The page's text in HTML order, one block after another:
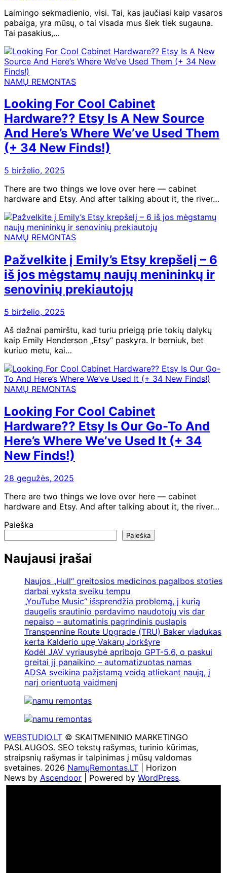
Laimingo sekmadienio, visi. Tai, kas jaučiasi kaip vasaros
pabaiga, yra mūsų, o tai visada mus šiek tiek sugauna.
Tai pasakius,…
NAMŲ REMONTAS
Looking For Cool Cabinet
Hardware?? Etsy Is A New Source
And Here’s Where We’ve Used Them
(+ 34 New Finds!)
5 birželio, 2025
There are two things we love over here — cabinet
hardware and Etsy. And after talking about it, the river…
NAMŲ REMONTAS
Pažvelkite į Emily’s Etsy krepšelį – 6
iš jos mėgstamų naujų menininkų ir
senovinių prekiautojų
5 birželio, 2025
Aš dažnai pamirštu, kad turiu prieigą prie tokių dalykų
kaip Emily Henderson „Etsy“ paskyra. Ir berniuk, bet
kuriuo metu, kai…
NAMŲ REMONTAS
Looking For Cool Cabinet
Hardware?? Etsy Is Our Go-To And
Here’s Where We’ve Used It (+ 34
New Finds!)
28 gegužės, 2025
There are two things we love over here — cabinet
hardware and Etsy. And after talking about it, the river…
Paieška
Paieška
Naujausi įrašai
Naujos „Hull“ greitosios medicinos pagalbos stoties
darbai vyksta sveiku tempu
„YouTube Music“ išsprendžia problemą, į kurią
daugelis srautinio perdavimo naudotojų vis dar
nepaiso – automatinis pagrindinis puslapis
Transpennine Route Upgrade (TRU) Baker viadukas
kerta Kalderio upę Vakarų Jorkšyre
Kodėl JAV vyriausybė apribojo GPT-5.6, o paskui
greitai jį panaikino – automatizuotas namas
ADSA sveikina pažįstamą veidą atliekant naują, į
narį orientuotą vaidmenį
WEBSTUDIO.LT © SKAITMENINIO MARKETINGO
PASLAUGOS. SEO tekstų rašymas, turinio kūrimas,
straipsnių rašymas ir talpinimas į mūsų valdomas
svetaines. 2026 NamųRemontas.LT | Horizon
News by Ascendoor | Powered by WordPress.